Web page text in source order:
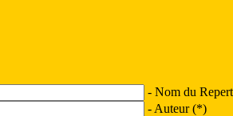
- Nom du
- Auteur (*)